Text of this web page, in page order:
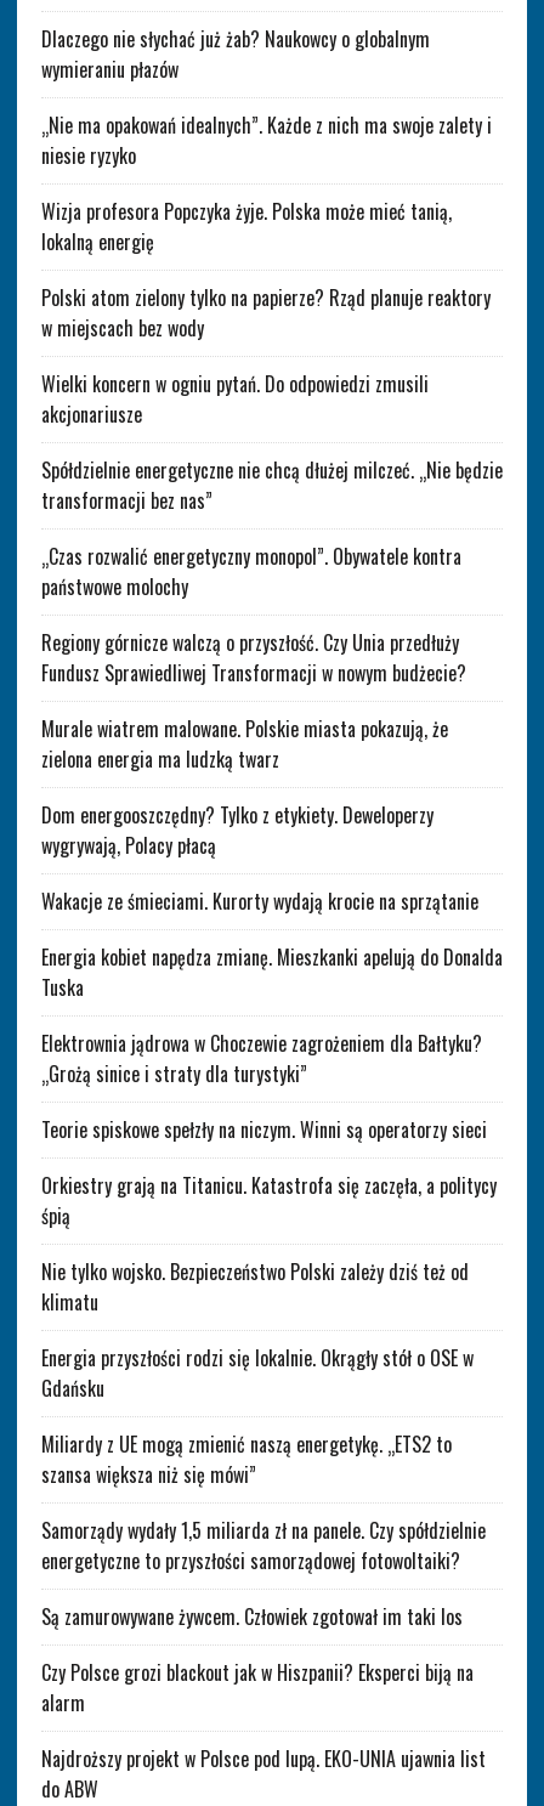
Dlaczego nie słychać już żab? Naukowcy o globalnym
wymieraniu płazów
„Nie ma opakowań idealnych”. Każde z nich ma swoje zalety i
niesie ryzyko
Wizja profesora Popczyka żyje. Polska może mieć tanią,
lokalną energię
Polski atom zielony tylko na papierze? Rząd planuje reaktory
w miejscach bez wody
Wielki koncern w ogniu pytań. Do odpowiedzi zmusili
akcjonariusze
Spółdzielnie energetyczne nie chcą dłużej milczeć. „Nie będzie
transformacji bez nas”
„Czas rozwalić energetyczny monopol”. Obywatele kontra
państwowe molochy
Regiony górnicze walczą o przyszłość. Czy Unia przedłuży
Fundusz Sprawiedliwej Transformacji w nowym budżecie?
Murale wiatrem malowane. Polskie miasta pokazują, że
zielona energia ma ludzką twarz
Dom energooszczędny? Tylko z etykiety. Deweloperzy
wygrywają, Polacy płacą
Wakacje ze śmieciami. Kurorty wydają krocie na sprzątanie
Energia kobiet napędza zmianę. Mieszkanki apelują do Donalda
Tuska
Elektrownia jądrowa w Choczewie zagrożeniem dla Bałtyku?
„Grożą sinice i straty dla turystyki”
Teorie spiskowe spełzły na niczym. Winni są operatorzy sieci
Orkiestry grają na Titanicu. Katastrofa się zaczęła, a politycy
śpią
Nie tylko wojsko. Bezpieczeństwo Polski zależy dziś też od
klimatu
Energia przyszłości rodzi się lokalnie. Okrągły stół o OSE w
Gdańsku
Miliardy z UE mogą zmienić naszą energetykę. „ETS2 to
szansa większa niż się mówi”
Samorządy wydały 1,5 miliarda zł na panele. Czy spółdzielnie
energetyczne to przyszłości samorządowej fotowoltaiki?
Są zamurowywane żywcem. Człowiek zgotował im taki los
Czy Polsce grozi blackout jak w Hiszpanii? Eksperci biją na
alarm
Najdroższy projekt w Polsce pod lupą. EKO-UNIA ujawnia list
do ABW